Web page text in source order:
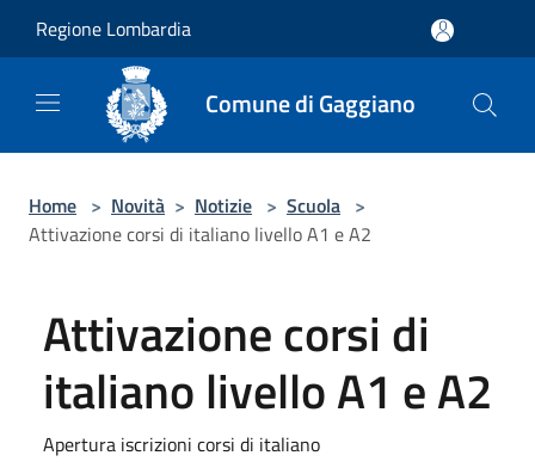
Regione Lombardia
Comune di Gaggiano
Home > Novità > Notizie > Scuola >
Attivazione corsi di italiano livello A1 e A2
Attivazione corsi di
italiano livello A1 e A2
Apertura iscrizioni corsi di italiano